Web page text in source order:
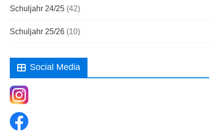
Schuljahr 24/25 (42)
Schuljahr 25/26 (10)
Social Media